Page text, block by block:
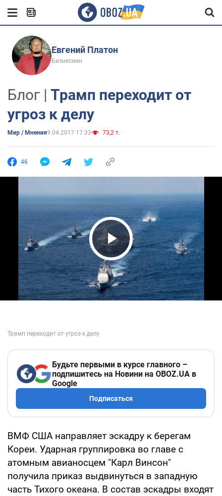
Евгений Платон
Бизнесмен
Блог | Трамп переходит от
угроз к делу
Мир / Мнения9.04.2017 17:33 73,2 т.
46
Play Video
Будьте первыми в курсе главного –
подпишитесь на Новини на OBOZ.UA в
Google
Подписаться
ВМФ США направляет эскадру к берегам
Кореи. Ударная группировка во главе с
атомным авианосцем "Карл Винсон"
получила приказ выдвинуться в западную
часть Тихого океана. В состав эскадры входят